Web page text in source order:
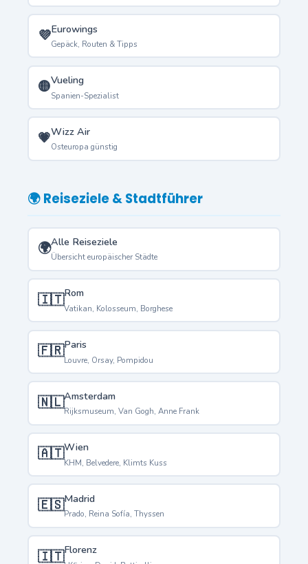
💜Eurowings
Gepäck, Routen & Tipps
🟡Vueling
Spanien-Spezialist
💗Wizz Air
Osteuropa günstig
🌍 Reiseziele & Stadtführer
🌍Alle Reiseziele
Übersicht europäischer Städte
🇮🇹Rom
Vatikan, Kolosseum, Borghese
🇫🇷Paris
Louvre, Orsay, Pompidou
🇳🇱Amsterdam
Rijksmuseum, Van Gogh, Anne Frank
🇦🇹Wien
KHM, Belvedere, Klimts Kuss
🇪🇸Madrid
Prado, Reina Sofía, Thyssen
🇮🇹Florenz